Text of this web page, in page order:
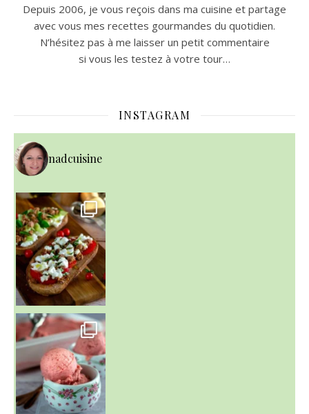
Depuis 2006, je vous reçois dans ma cuisine et partage
avec vous mes recettes gourmandes du quotidien.
N’hésitez pas à me laisser un petit commentaire
si vous les testez à votre tour…
INSTAGRAM
nadcuisine
~ NICE CREAM À LA FRAISE ~
Presque un mois que